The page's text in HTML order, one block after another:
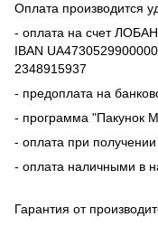
Оплата производится
- оплата на счет
IBAN
2348915937
- предоплата на
- программа "Пакунок
- оплата при
- оплата наличными в
Гарантия от